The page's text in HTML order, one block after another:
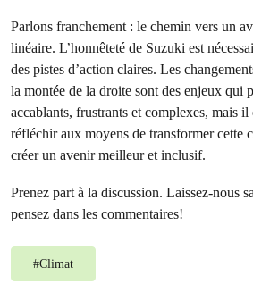
Parlons franchement : le chemin vers un
linéaire. L’honnêteté de Suzuki est
des pistes d’action claires. Les
la montée de la droite sont des enjeux qui
accablants, frustrants et complexes, mais
réfléchir aux moyens de transformer cette
créer un avenir meilleur et inclusif.
Prenez part à la discussion. Laissez-nous
pensez dans les commentaires!
#Climat